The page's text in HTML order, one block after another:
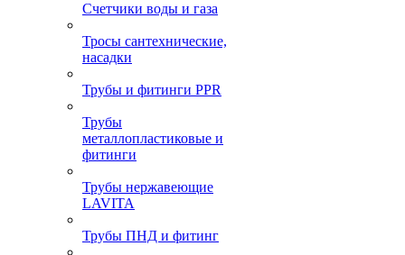
Счетчики воды и газа
Тросы сантехнические,
насадки
Трубы и фитинги PPR
Трубы
металлопластиковые и
фитинги
Трубы нержавеющие
LAVITA
Трубы ПНД и фитинг